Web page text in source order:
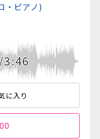
・ピアノ)
に入り